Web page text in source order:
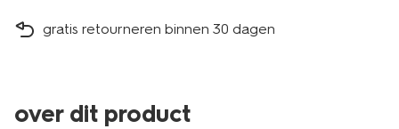
gratis retourneren binnen 30 dagen
over dit product